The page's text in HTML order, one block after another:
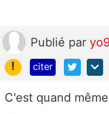
Publié par
!
citer
C'est quand